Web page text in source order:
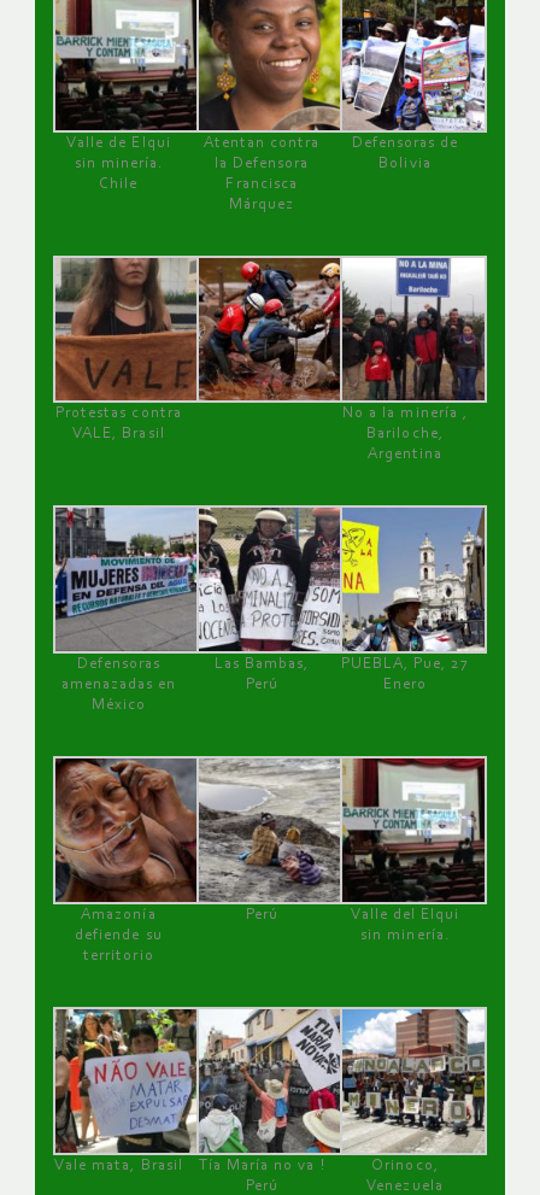
Valle de Elqui
sin minería.
Chile
Atentan contra
la Defensora
Francisca
Márquez
Defensoras de
Bolivia
Protestas contra
VALE, Brasil
No a la minería ,
Bariloche,
Argentina
Defensoras
amenazadas en
México
Las Bambas,
Perú
PUEBLA, Pue, 27
Enero
Amazonía
defiende su
territorio
Perú
Valle del Elqui
sin minería.
Vale mata, Brasil
Tía María no va !
Perú
Orinoco,
Venezuela